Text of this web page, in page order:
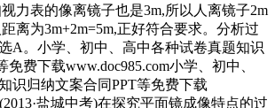
力表的像离镜子也是3m,所以人离镜子2m
离为3m+2m=5m,正好符合要求。分析过
A。小学、初中、高中各种试卷真题知识
免费下载www.doc985.com小学、初中、
识归纳文案合同PPT等免费下载
盐城中考)在探究平面镜成像特点的过